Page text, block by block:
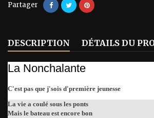
Partager
DESCRIPTION DÉTAILS DU
La Nonchalante
C'est pas que j'sois d'première jeunesse
La vie a coulé sous les ponts
Mais le bateau est encore bon